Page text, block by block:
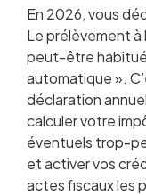
En 2026, vous
Le prélèvement à
peut-être habitué
automatique ».
déclaration
calculer votre
éventuels trop-
et activer vos
actes fiscaux les